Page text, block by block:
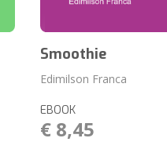
Smoothie
Edimilson Franca
EBOOK
€ 8,45